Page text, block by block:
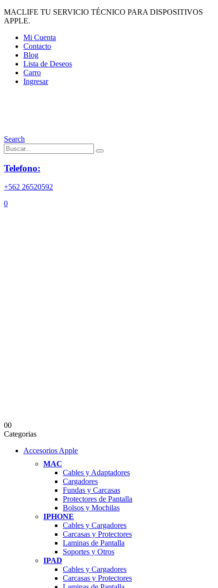
MACLIFE TU SERVICIO TÉCNICO PARA DISPOSITIVOS
APPLE.
Mi Cuenta
Contacto
Blog
Lista de Deseos
Carro
Ingresar
Search
Telefono:
+562 26520592
0
00
Categorias
Accesorios Apple
MAC
Cables y Adaptadores
Cargadores
Fundas y Carcasas
Protectores de Pantalla
Bolsos y Mochilas
IPHONE
Cables y Cargadores
Carcasas y Protectores
Laminas de Pantalla
Soportes y Otros
IPAD
Cables y Cargadores
Carcasas y Protectores